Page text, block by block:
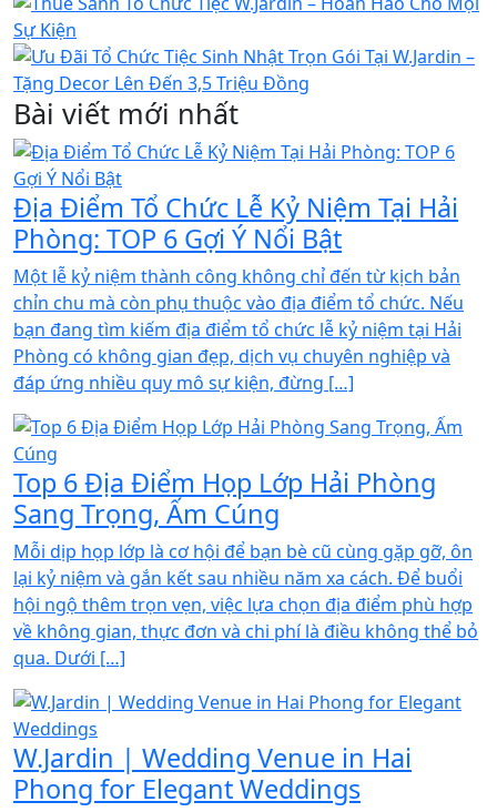
Bài viết mới nhất
Địa Điểm Tổ Chức Lễ Kỷ Niệm Tại Hải
Phòng: TOP 6 Gợi Ý Nổi Bật
Một lễ kỷ niệm thành công không chỉ đến từ kịch bản
chỉn chu mà còn phụ thuộc vào địa điểm tổ chức. Nếu
bạn đang tìm kiếm địa điểm tổ chức lễ kỷ niệm tại Hải
Phòng có không gian đẹp, dịch vụ chuyên nghiệp và
đáp ứng nhiều quy mô sự kiện, đừng […]
Top 6 Địa Điểm Họp Lớp Hải Phòng
Sang Trọng, Ấm Cúng
Mỗi dịp họp lớp là cơ hội để bạn bè cũ cùng gặp gỡ, ôn
lại kỷ niệm và gắn kết sau nhiều năm xa cách. Để buổi
hội ngộ thêm trọn vẹn, việc lựa chọn địa điểm phù hợp
về không gian, thực đơn và chi phí là điều không thể bỏ
qua. Dưới […]
W.Jardin | Wedding Venue in Hai
Phong for Elegant Weddings